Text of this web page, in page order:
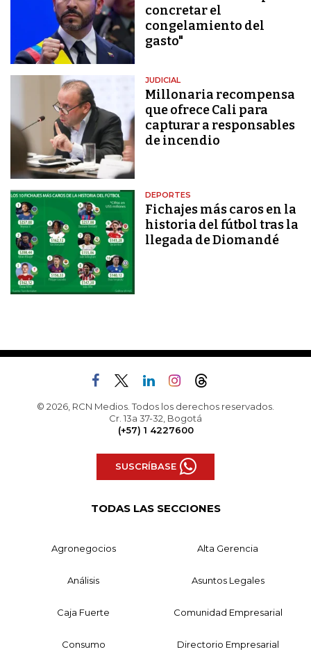
concretar el
congelamiento del
gasto"
JUDICIAL
Millonaria recompensa
que ofrece Cali para
capturar a responsables
de incendio
DEPORTES
Fichajes más caros en la
historia del fútbol tras la
llegada de Diomandé
© 2026, RCN Medios. Todos los derechos reservados.
Cr. 13a 37-32, Bogotá
(+57) 1 4227600
SUSCRÍBASE
TODAS LAS SECCIONES
Agronegocios Alta Gerencia
Análisis Asuntos Legales
Caja Fuerte Comunidad Empresarial
Consumo Directorio Empresarial